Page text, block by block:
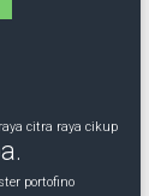
citra raya cikup
portofino